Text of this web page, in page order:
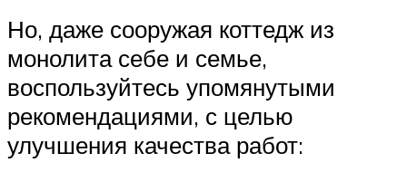
Но, даже сооружая коттедж из
монолита себе и семье,
воспользуйтесь упомянутыми
рекомендациями, с целью
улучшения качества работ: